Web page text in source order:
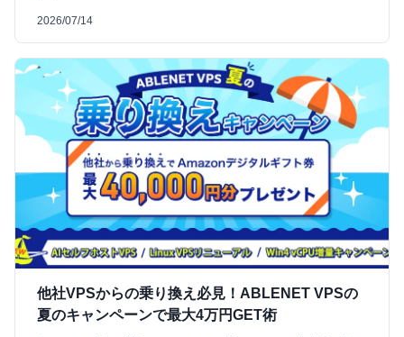
2026/07/14
他社VPSからの乗り換え必見！ABLENET VPSの
夏のキャンペーンで最大4万円GET術